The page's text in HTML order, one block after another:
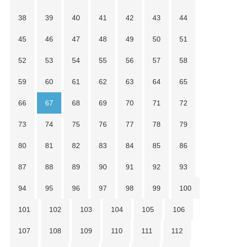
38 39 40 41 42 43 44
45 46 47 48 49 50 51
52 53 54 55 56 57 58
59 60 61 62 63 64 65
66 67 68 69 70 71 72
73 74 75 76 77 78 79
80 81 82 83 84 85 86
87 88 89 90 91 92 93
94 95 96 97 98 99 100
101 102 103 104 105 106
107 108 109 110 111 112